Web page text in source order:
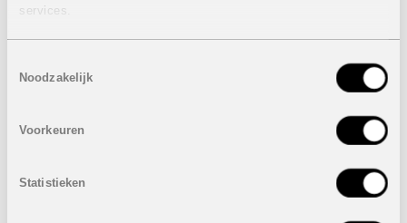
services.
Noodzakelijk
Voorkeuren
Statistieken
Deze woning is niet alleen een ideale permanente
waardevolle investering in een van de meest gewilde
4 Badkamers
Perceel: 1110 m²